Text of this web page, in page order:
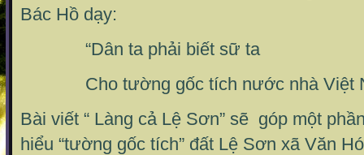
Bác Hồ dạy:
“Dân ta phải biết sữ ta
Cho tường gốc tích nước nhà Việt
Bài viết “ Làng cả Lệ Sơn” sẽ góp một
hiểu “tường gốc tích” đất Lệ Sơn xã Văn